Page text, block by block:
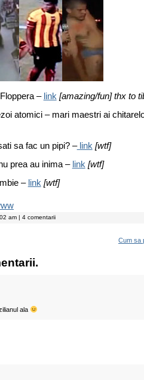
– link [amazing/fun] thx to
atomici – mari maestri ai
sa fac un pipi? –link [wtf]
prea au inima – link [wtf]
– link [wtf]
am | 4 comentarii
Cum sa
ala